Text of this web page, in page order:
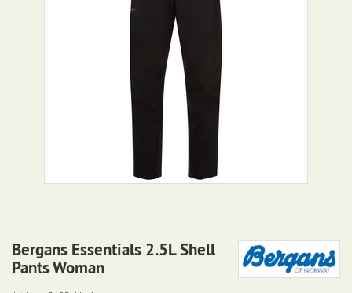
Bergans Essentials 2.5L Shell
Pants Woman